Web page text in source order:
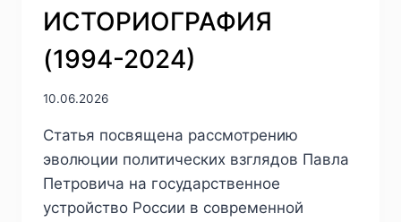
ИСТОРИОГРАФИЯ
(1994-2024)
10.06.2026
Статья посвящена рассмотрению
эволюции политических взглядов Павла
Петровича на государственное
устройство России в современной